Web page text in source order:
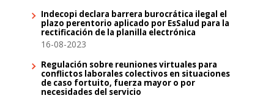
Indecopi declara barrera burocrática ilegal el
plazo perentorio aplicado por EsSalud para la
rectificación de la planilla electrónica
16-08-2023
Regulación sobre reuniones virtuales para
conflictos laborales colectivos en situaciones
de caso fortuito, fuerza mayor o por
necesidades del servicio